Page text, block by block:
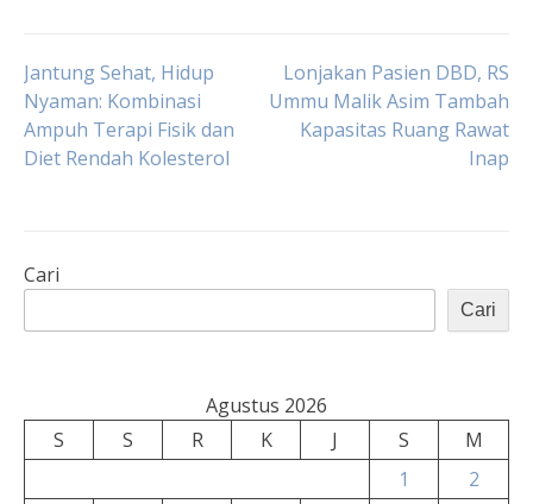
Navigasi
pos
Jantung Sehat, Hidup
Nyaman: Kombinasi
Ampuh Terapi Fisik dan
Diet Rendah Kolesterol
Lonjakan Pasien DBD, RS
Ummu Malik Asim Tambah
Kapasitas Ruang Rawat
Inap
Cari
Cari
Agustus 2026
S
S R K J S
M
1
2